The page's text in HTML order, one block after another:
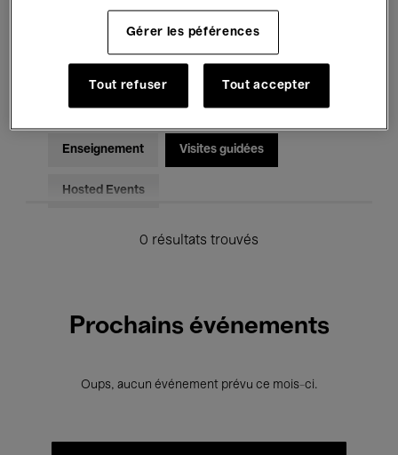
Musique électronique
Pour tous Kids’ Palace
Enseignement Visites guidées
Hosted Events
0 résultats trouvés
Prochains événements
Oups, aucun événement prévu ce mois-ci.
Gérer les péférences
Tout refuser Tout accepter